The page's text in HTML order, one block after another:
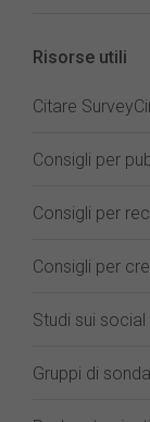
Risorse utili
Citare
Consigli per
Consigli per
Consigli per
Studi sui
Gruppi di